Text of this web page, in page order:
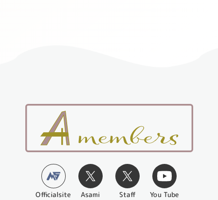
Officialsite Asami Staff You Tube